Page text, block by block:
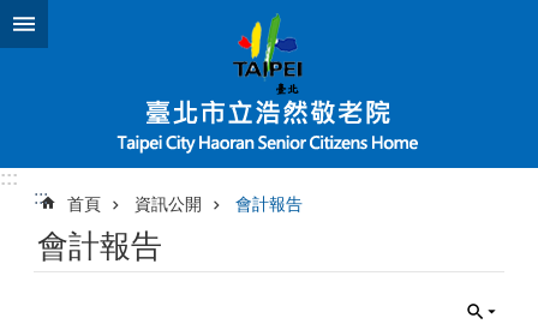
跳到主要內容區塊
:::
:::
首頁 資訊公開 會計報告
會計報告